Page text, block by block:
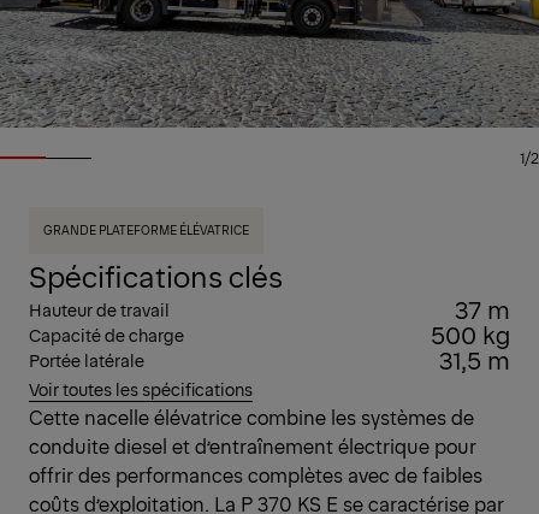
1/2
GRANDE PLATEFORME ÉLÉVATRICE
Spécifications clés
Hauteur de travail 37 m
Capacité de charge 500 kg
Portée latérale 31,5 m
Voir toutes les spécifications
Cette nacelle élévatrice combine les systèmes de
conduite diesel et d’entraînement électrique pour
offrir des performances complètes avec de faibles
coûts d’exploitation. La P 370 KS E se caractérise par